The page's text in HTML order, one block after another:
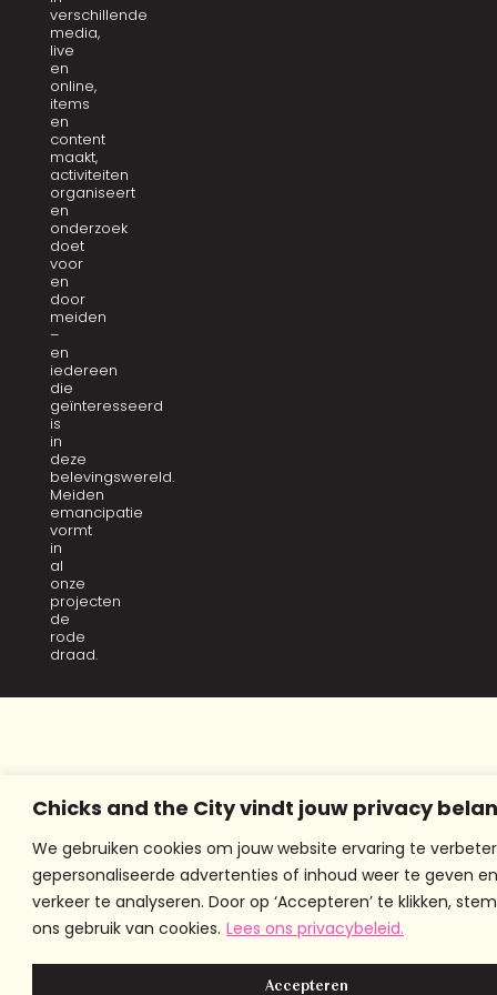
Chicks and the City vindt jouw privacy
We gebruiken cookies om jouw website ervaring te
gepersonaliseerde advertenties of inhoud weer te geven
verkeer te analyseren. Door op ‘Accepteren’ te klikken,
ons gebruik van cookies. Lees ons privacybeleid.
Accepteren
verschillende
media,
live
en
online,
items
en
content
maakt,
activiteiten
organiseert
en
onderzoek
doet
voor
en
door
meiden
–
en
iedereen
die
geïnteresseerd
is
in
deze
belevingswereld.
Meiden
emancipatie
vormt
in
al
onze
projecten
de
rode
draad.